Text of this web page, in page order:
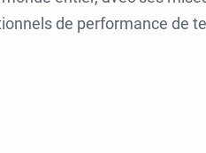
de performance de